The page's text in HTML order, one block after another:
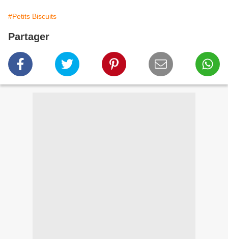
#Petits Biscuits
Partager